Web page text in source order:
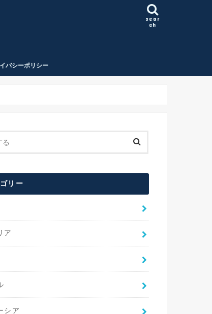
sear
ch
バシーポリシー
リー
ア
シア